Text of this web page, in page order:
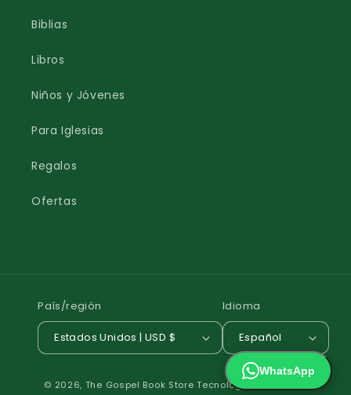
Biblias
Libros
Niños y Jóvenes
Para Iglesias
Regalos
Ofertas
País/región
Estados Unidos | USD $
Idioma
Español
© 2026, The Gospel Book Store Tecnología de Shopify
WhatsApp